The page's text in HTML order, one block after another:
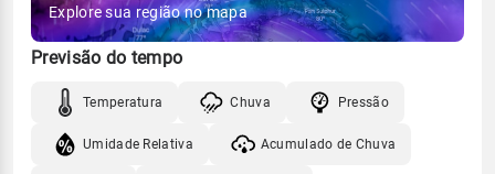
Explore sua região no mapa
Previsão do tempo
Temperatura Chuva Pressão
Umidade Relativa Acumulado de Chuva